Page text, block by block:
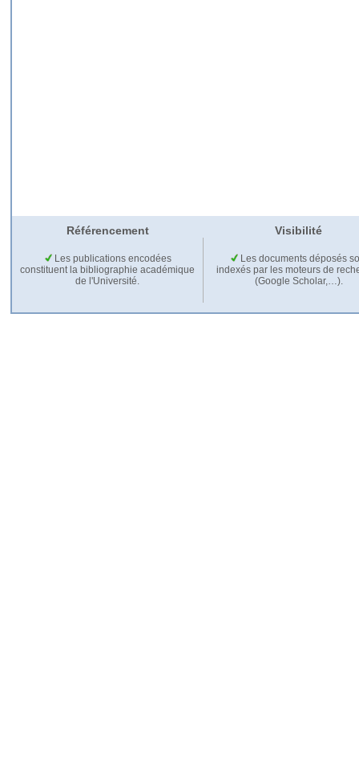
Référencement Visibilité
Les publications encodées
constituent la bibliographie académique
de l'Université.
Les documents déposés
indexés par les moteurs de
(Google Scholar,…).